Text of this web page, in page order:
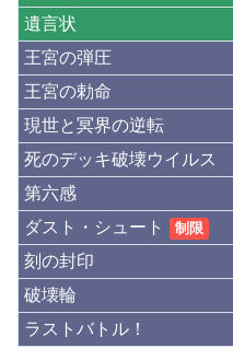
遺言状
王宮の弾圧
王宮の勅命
現世と冥界の逆転
死のデッキ破壊ウイルス
第六感
ダスト・シュート
制限
刻の封印
破壊輪
ラストバトル！